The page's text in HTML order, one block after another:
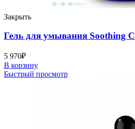
Закрыть
Гель для умывания Soothing
5 970₽
В корзину
Быстрый просмотр